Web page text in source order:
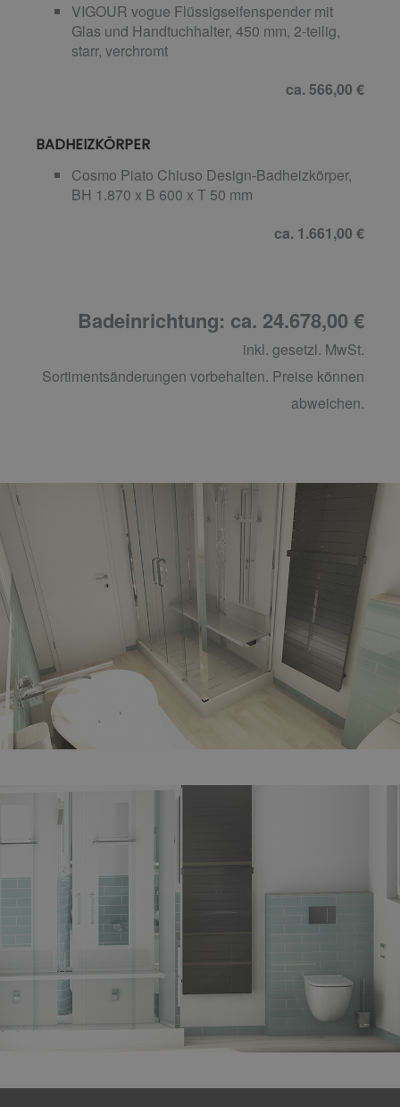
VIGOUR vogue Flüssigseifenspender mit
Glas und Handtuchhalter, 450 mm, 2-teilig,
starr, verchromt
ca. 566,00 €
BADHEIZKÖRPER
Cosmo Piato Chiuso Design-Badheizkörper,
BH 1.870 x B 600 x T 50 mm
ca. 1.661,00 €
Badeinrichtung: ca. 24.678,00 €
inkl. gesetzl. MwSt.
Sortimentsänderungen vorbehalten. Preise können
abweichen.